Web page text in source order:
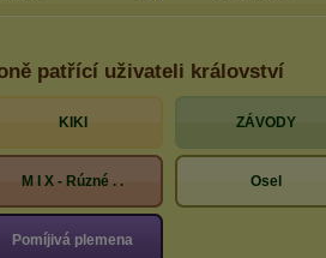
patřící uživateli království
KIKI ZÁVODY
M I X - Rúzné . . Osel
Pomíjivá plemena